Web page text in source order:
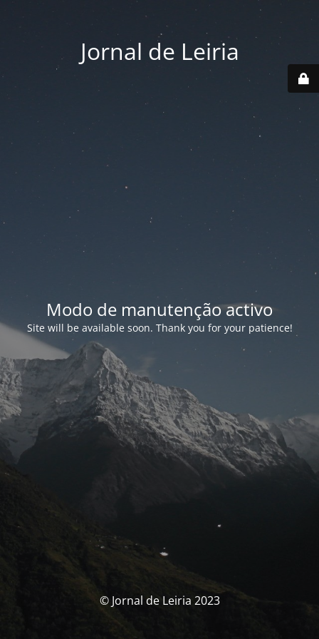
Jornal de Leiria
Modo de manutenção activo
Site will be available soon. Thank you for your patience!
© Jornal de Leiria 2023